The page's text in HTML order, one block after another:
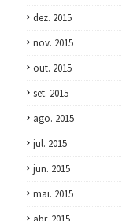
dez. 2015
nov. 2015
out. 2015
set. 2015
ago. 2015
jul. 2015
jun. 2015
mai. 2015